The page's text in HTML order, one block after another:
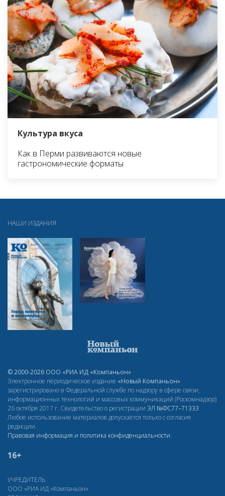
Культура вкуса
Как в Перми развиваются новые
гастрономические форматы
НАШИ ИЗДАНИЯ
© 2000-2026 ООО «РИА ИД «Компаньон»
Электронное периодическое издание «Новый Компаньон»
зарегистрировано в Федеральной службе по надзору в сфере связи,
информационных технологий и массовых коммуникаций (Роскомнадзор)
26 октября 2017 г. Свидетельство о регистрации ЭЛ №ФС77–71333
Любое использование материалов допускается только с согласия
редакции.
Правовая информация и политика конфиденциальности.
16+
УЧРЕДИТЕЛЬ
ООО «РИА ИД «Компаньон»